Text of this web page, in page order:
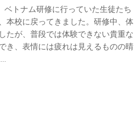
トナム研修に行っていた生徒たち
本校に戻ってきました。研修中、体
たが、普段では体験できない貴重な
き、表情には疲れは見えるものの晴